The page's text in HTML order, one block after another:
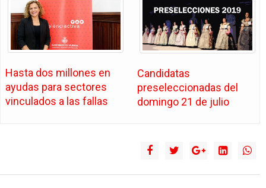
Hasta dos millones en
ayudas para sectores
vinculados a las fallas
Candidatas
preseleccionadas del
domingo 21 de julio